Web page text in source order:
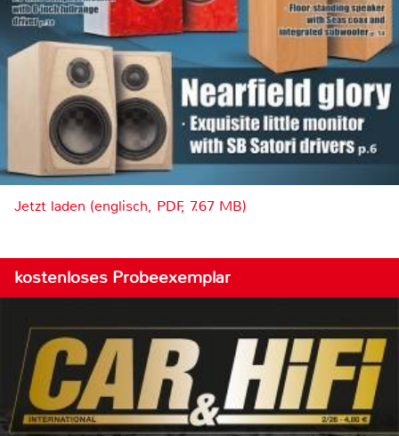
Jetzt laden (englisch, PDF, 7.67 MB)
kostenloses Probeexemplar